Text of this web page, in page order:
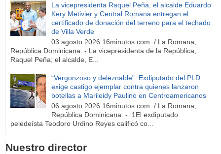
La vicepresidenta Raquel Peña, el alcalde Eduardo
Kery Metivier y Central Romana entregan el
certificado de donación del terreno para el techado
de Villa Verde
03 agosto 2026 16minutos.com / La Romana,
República Dominicana. - La vicepresidenta de la República,
Raquel Peña; el alcalde, E...
“Vergonzoso y deleznable”: Exdiputado del PLD
exige castigo ejemplar contra quienes lanzaron
botellas a Marileidy Paulino en Centroamericanos
06 agosto 2026 16minutos.com / La Romana,
República Dominicana. - 1El exdiputado
peledeísta Teodoro Urdino Reyes calificó co...
Nuestro director